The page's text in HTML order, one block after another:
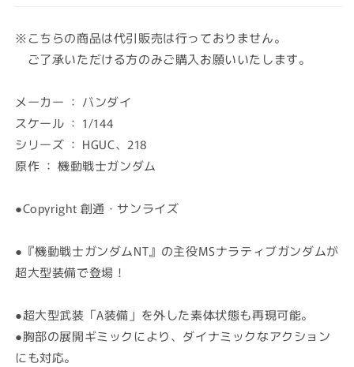
ラ
テ
ブ
ガ
ダ
ム
装
(HGUC)
ン
ラ)
の
数
ラ
テ
ブ
ガ
ダ
ム
装
(HGUC)
ン
ラ)
の
※こちらの商品は代引販売は行っておりません。
ご了承いただける方のみご購入お願いいたします。
メーカー ： バンダイ
スケール ： 1/144
シリーズ ： HGUC、218
原作 ： 機動戦士ガンダム
●Copyright 創通・サンライズ
●『機動戦士ガンダムNT』の主役MSナラティブガンダムが
超大型装備で登場！
●超大型武装「A装備」を外した素体状態も再現可能。
●胸部の展開ギミックにより、ダイナミックなアクション
にも対応。